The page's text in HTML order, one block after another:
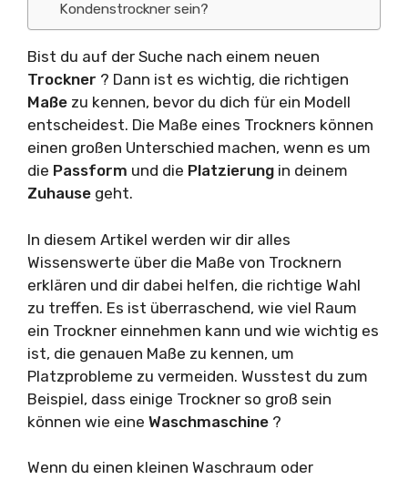
Kondenstrockner sein?
Bist du auf der Suche nach einem neuen
Trockner ? Dann ist es wichtig, die richtigen
Maße zu kennen, bevor du dich für ein Modell
entscheidest. Die Maße eines Trockners können
einen großen Unterschied machen, wenn es um
die Passform und die Platzierung in deinem
Zuhause geht.
In diesem Artikel werden wir dir alles
Wissenswerte über die Maße von Trocknern
erklären und dir dabei helfen, die richtige Wahl
zu treffen. Es ist überraschend, wie viel Raum
ein Trockner einnehmen kann und wie wichtig es
ist, die genauen Maße zu kennen, um
Platzprobleme zu vermeiden. Wusstest du zum
Beispiel, dass einige Trockner so groß sein
können wie eine Waschmaschine ?
Wenn du einen kleinen Waschraum oder